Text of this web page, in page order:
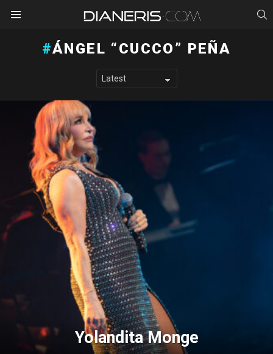
ÁNGEL “CUCCO” PEÑA
LATEST STORIES
Yolandita Monge